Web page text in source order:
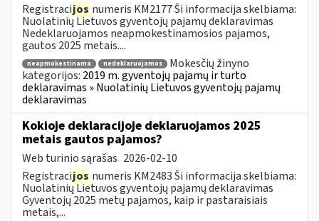
Registracijos numeris KM2177 Ši informacija skelbiama:
Nuolatinių Lietuvos gyventojų pajamų deklaravimas
Nedeklaruojamos neapmokestinamosios pajamos,
gautos 2025 metais....
neapmokestinama nedeklaruojamos
Mokesčių žinyno
kategorijos: 2019 m. gyventojų pajamų ir turto
deklaravimas » Nuolatinių Lietuvos gyventojų pajamų
deklaravimas
Kokioje deklaracijoje deklaruojamos 2025
metais gautos pajamos?
Web turinio sąrašas 2026-02-10
Registracijos numeris KM2483 Ši informacija skelbiama:
Nuolatinių Lietuvos gyventojų pajamų deklaravimas
Gyventojų 2025 metų pajamos, kaip ir pastaraisiais
metais,...